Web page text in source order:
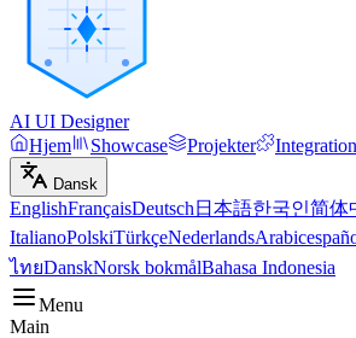
AI UI Designer
Hjem
Showcase Projekter
Dansk
EnglishFrançaisDeutsch 日本語한국인简体
ItalianoPolskiTürkçeNederlandsArabic
ไทยDanskNorsk bokmålBahasa Indonesia
Menu
Main